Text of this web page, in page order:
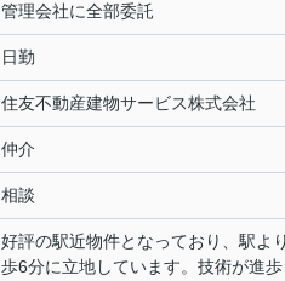
管理会社に全部委託
日勤
住友不動産建物サービス株式会社
仲介
相談
好評の駅近物件となっており、駅よ
歩6分に立地しています。技術が進歩